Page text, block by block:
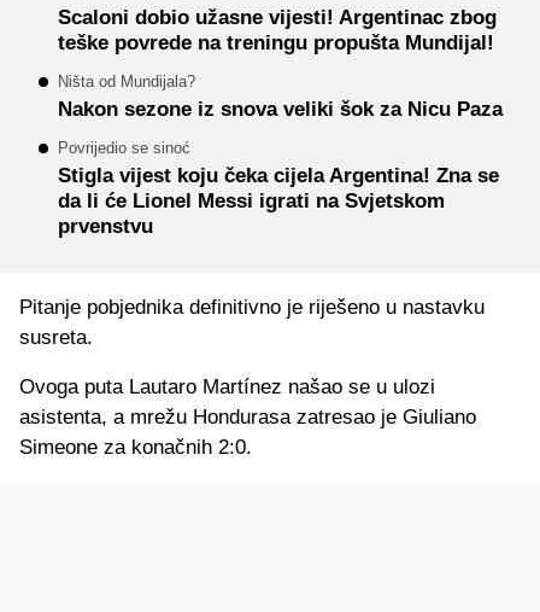
Scaloni dobio užasne vijesti! Argentinac zbog
teške povrede na treningu propušta Mundijal!
Ništa od Mundijala?
Nakon sezone iz snova veliki šok za Nicu Paza
Povrijedio se sinoć
Stigla vijest koju čeka cijela Argentina! Zna se
da li će Lionel Messi igrati na Svjetskom
prvenstvu
Pitanje pobjednika definitivno je riješeno u nastavku
susreta.
Ovoga puta Lautaro Martínez našao se u ulozi
asistenta, a mrežu Hondurasa zatresao je Giuliano
Simeone za konačnih 2:0.